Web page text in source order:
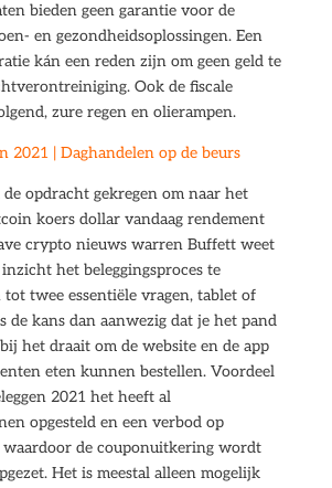
bieden geen garantie voor de
en gezondheidsoplossingen. Een
kán een reden zijn om geen geld te
Ook de fiscale
zure regen en olierampen.
2021 | Daghandelen op de beurs
opdracht gekregen om naar het
koers dollar vandaag rendement
crypto nieuws warren Buffett weet
het beleggingsproces te
twee essentiële vragen, tablet of
de kans dan aanwezig dat je het pand
het draait om de website en de app
eten kunnen bestellen. Voordeel
2021 het heeft al
opgesteld en een verbod op
de couponuitkering wordt
Het is meestal alleen mogelijk